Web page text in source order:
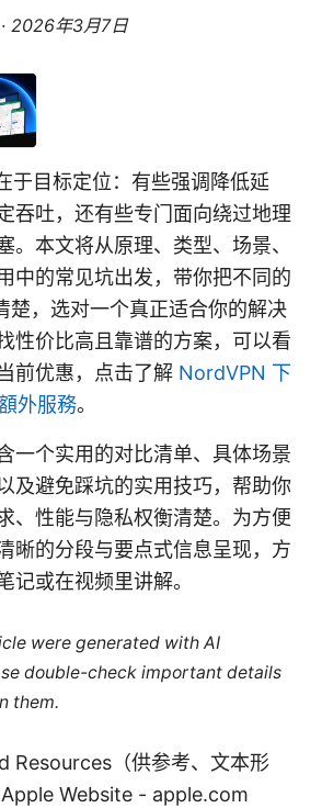
· 2026年3月7日
于目标定位：有些强调降低延
吞吐，还有些专门面向绕过地理
。本文将从原理、类型、场景、
中的常见坑出发，带你把不同的
楚，选对一个真正适合你的解决
性价比高且靠谱的方案，可以看
前优惠，点击了解 NordVPN 下
外服務。
一个实用的对比清单、具体场景
及避免踩坑的实用技巧，帮助你
、性能与隐私权衡清楚。为方便
晰的分段与要点式信息呈现，方
记或在视频里讲解。
were generated with AI
double-check important details
them.
Resources（供参考、文本形
Website - apple.com